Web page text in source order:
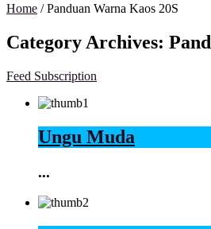
Home /Panduan Warna Kaos 20S
Category Archives:
Feed Subscription
Ungu Muda
...